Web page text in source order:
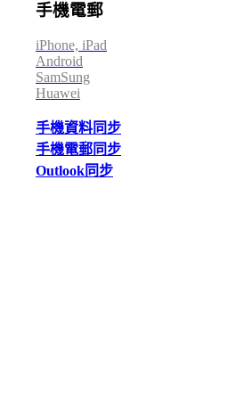
手機電郵
iPhone, iPad
Android
SamSung
Huawei
手機資料同步
手機電郵同步
Outlook同步